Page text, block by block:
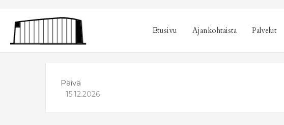
Etusivu Ajankohtaista Palvelut
Päivä
15.12.2026